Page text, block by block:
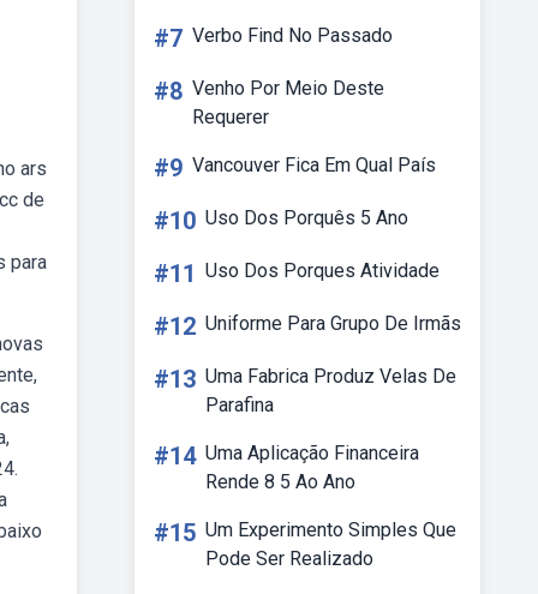
ars
de
para
#7 Verbo Find No Passado
#8 Venho Por Meio Deste
Requerer
#9 Vancouver Fica Em Qual País
#10 Uso Dos Porquês 5 Ano
#11 Uso Dos Porques Atividade
#12 Uniforme Para Grupo De Irmãs
#13 Uma Fabrica Produz Velas De
Parafina
#14 Uma Aplicação Financeira
Rende 8 5 Ao Ano
#15 Um Experimento Simples Que
Pode Ser Realizado